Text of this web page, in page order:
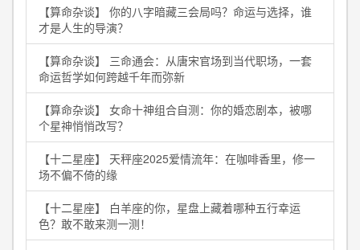
【算命杂谈】 你的八字暗藏三会局吗？命运与选择，谁
才是人生的导演？
【算命杂谈】 三命通会：从唐宋官场到当代职场，一套
命运哲学如何跨越千年而弥新
【算命杂谈】 女命十神组合自测：你的婚恋剧本，被哪
个星神悄悄改写？
【十二星座】 天秤座2025爱情流年：在咖啡香里，修一
场不偏不倚的缘
【十二星座】 白羊座的你，星盘上藏着哪种五行幸运
色？敢不敢来测一测！